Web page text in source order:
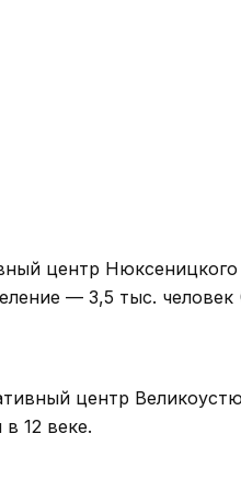
центр Нюксеницкого
— 3,5 тыс. человек
центр
12 веке.